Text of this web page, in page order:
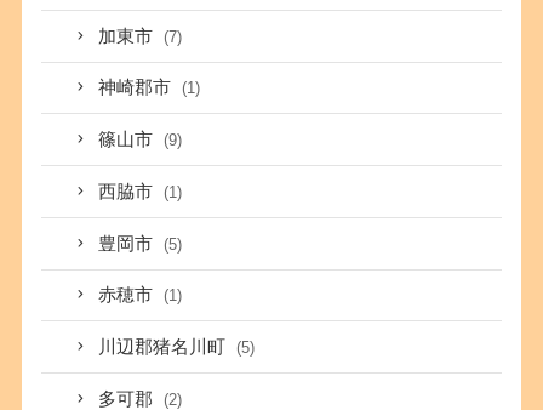
加東市 (7)
神崎郡市 (1)
篠山市 (9)
西脇市 (1)
豊岡市 (5)
赤穂市 (1)
川辺郡猪名川町 (5)
多可郡 (2)